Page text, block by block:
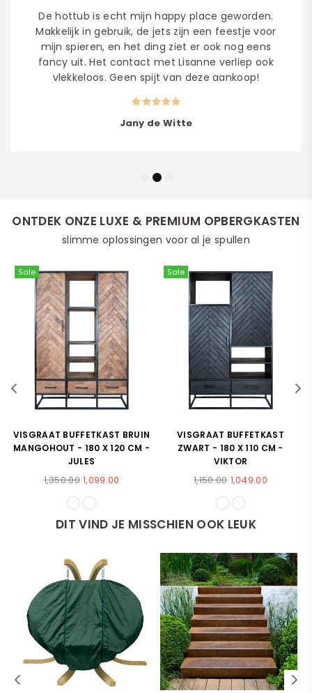
De hottub is echt mijn happy place geworden.
Makkelijk in gebruik, de jets zijn een feestje voor
mijn spieren, en het ding ziet er ook nog eens
fancy uit. Het contact met Lisanne verliep ook
vlekkeloos. Geen spijt van deze aankoop!
Jany de Witte
ONTDEK ONZE LUXE & PREMIUM OPBERGKASTEN
slimme oplossingen voor al je spullen
Sale
VISGRAAT BUFFETKAST BRUIN
MANGOHOUT - 180 X 120 CM -
JULES
Normale
1,350.00 1,099.00
Sale
VISGRAAT BUFFETKAST
ZWART - 180 X 110 CM -
VIKTOR
Normale
1,150.00 1,049.00
DIT VIND JE MISSCHIEN OOK LEUK